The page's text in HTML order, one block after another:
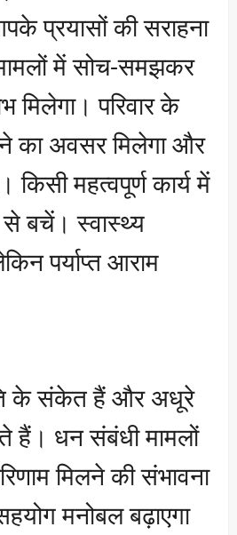
प्रयासों की सराहना
में सोच-समझकर
मिलेगा। परिवार के
का अवसर मिलेगा और
महत्वपूर्ण कार्य में
बचें। स्वास्थ्य
पर्याप्त आराम
के संकेत हैं और अधूरे
हैं। धन संबंधी मामलों
मिलने की संभावना
मनोबल बढ़ाएगा